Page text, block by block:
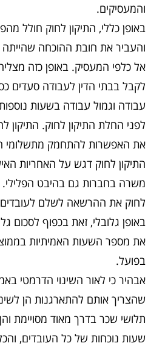
והמעסיקים.
באופן כללי, התיקון לחוק חולל
והעביר את חובת ההוכחה
אל כלפי המעסיק. באופן כזה
לקבל בבתי הדין לעבודה סעדים
עבודה וגמול עבודה בשעות
לפני החלת התיקון לחוק. התיקון
את האפשרות להתחמק מתשלומי
התיקון לחוק דגש על האחריות
משרה בחברות גם בהיבט הפלילי.
לחוק את ההרשאה לשלם לעובדים
באופן גלובלי, זאת בכפוף לסכום
את מספר השעות האמיתיות
בפועל.
אבהיר כי לאור השינוי הדרמטי
שהצריך אותם להתארגנות הן
תלושי שכר בדרך מאוד מסויימת
שעות נוכחות של כל העובדים,